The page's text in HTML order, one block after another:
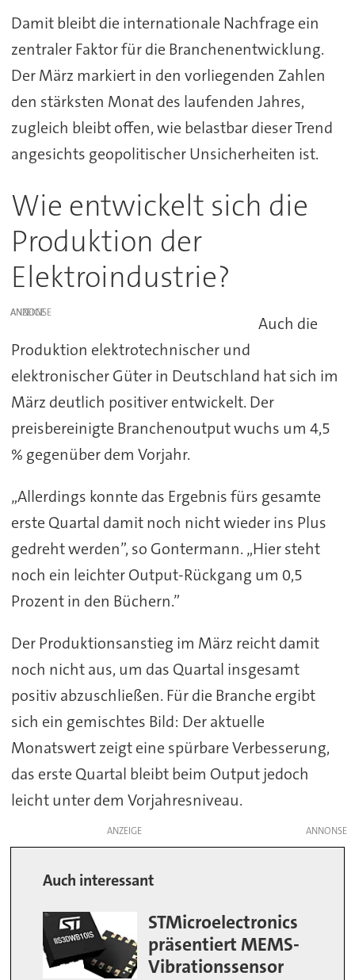
Damit bleibt die internationale Nachfrage ein
zentraler Faktor für die Branchenentwicklung.
Der März markiert in den vorliegenden Zahlen
den stärksten Monat des laufenden Jahres,
zugleich bleibt offen, wie belastbar dieser Trend
angesichts geopolitischer Unsicherheiten ist.
Wie entwickelt sich die
Produktion der
Elektroindustrie?
ANZEIGE
Auch die
Produktion elektrotechnischer und
elektronischer Güter in Deutschland hat sich im
März deutlich positiver entwickelt. Der
preisbereinigte Branchenoutput wuchs um 4,5
% gegenüber dem Vorjahr.
„Allerdings konnte das Ergebnis fürs gesamte
erste Quartal damit noch nicht wieder ins Plus
gedreht werden”, so Gontermann. „Hier steht
noch ein leichter Output-Rückgang um 0,5
Prozent in den Büchern.”
Der Produktionsanstieg im März reicht damit
noch nicht aus, um das Quartal insgesamt
positiv abzuschließen. Für die Branche ergibt
sich ein gemischtes Bild: Der aktuelle
Monatswert zeigt eine spürbare Verbesserung,
das erste Quartal bleibt beim Output jedoch
leicht unter dem Vorjahresniveau.
ANZEIGE
Auch interessant
STMicroelectronics
präsentiert MEMS-
Vibrationssensor